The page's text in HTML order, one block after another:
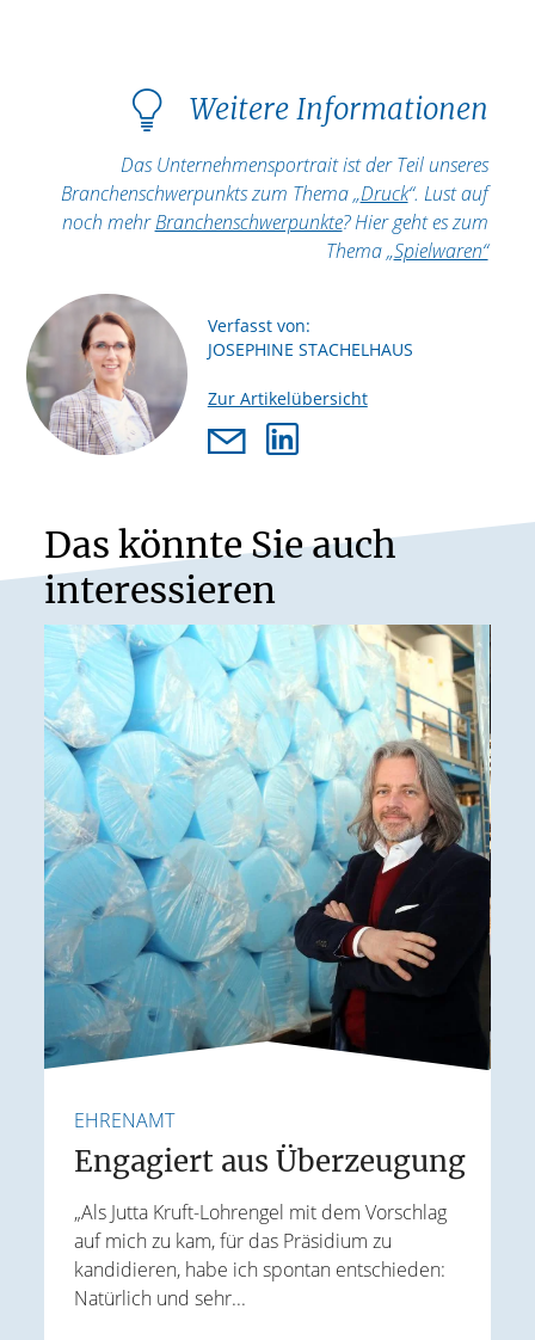
Weitere Informationen
Das Unternehmensportrait ist der Teil unseres
Branchenschwerpunkts zum Thema „Druck“. Lust auf
noch mehrBranchenschwerpunkte? Hier geht es zum
Thema „Spielwaren“
Verfasst von:
JOSEPHINE STACHELHAUS
Zur Artikelübersicht
Das könnte Sie auch
interessieren
EHRENAMT
Engagiert aus Überzeugung
„Als Jutta Kruft-Lohrengel mit dem Vorschlag
auf mich zu kam, für das Präsidium zu
kandidieren, habe ich spontan entschieden:
Natürlich und sehr...